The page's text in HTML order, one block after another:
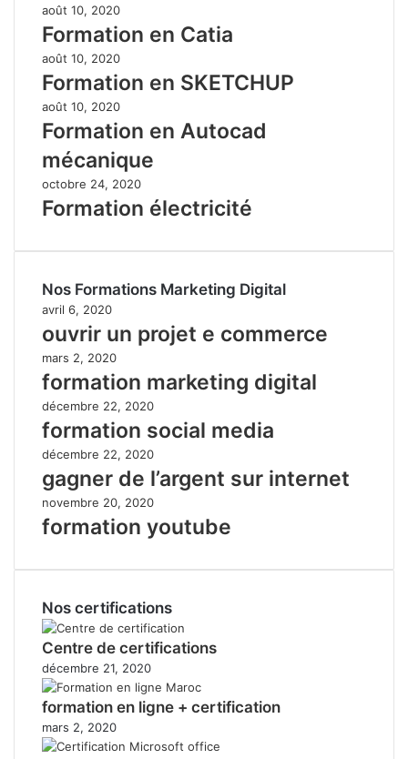
août 10, 2020
Formation en Catia
août 10, 2020
Formation en SKETCHUP
août 10, 2020
Formation en Autocad
mécanique
octobre 24, 2020
Formation électricité
Nos Formations Marketing Digital
avril 6, 2020
ouvrir un projet e commerce
mars 2, 2020
formation marketing digital
décembre 22, 2020
formation social media
décembre 22, 2020
gagner de l’argent sur internet
novembre 20, 2020
formation youtube
Nos certifications
Centre de certifications
décembre 21, 2020
formation en ligne + certification
mars 2, 2020